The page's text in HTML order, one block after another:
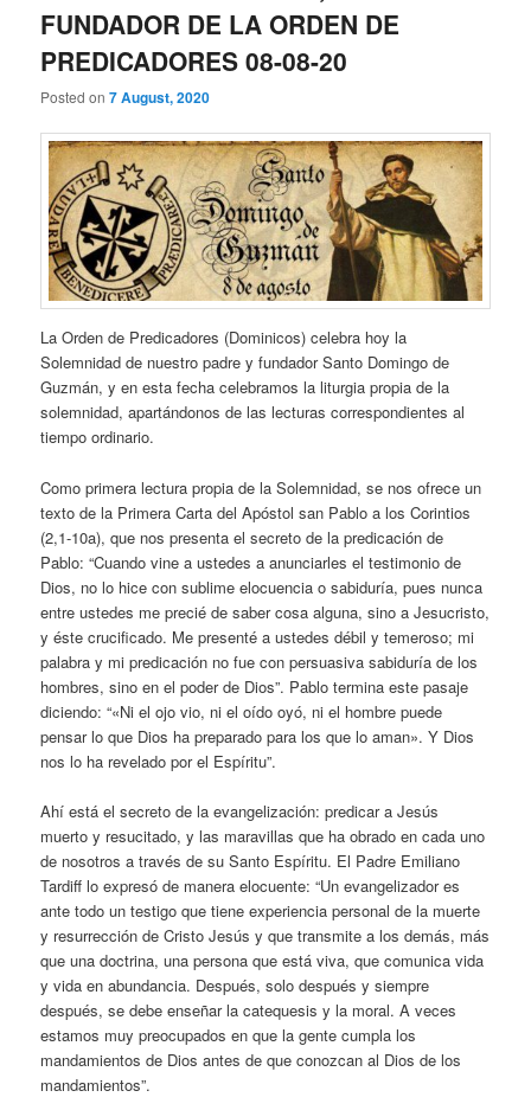
FUNDADOR DE LA ORDEN DE
PREDICADORES 08-08-20
Posted on7 August, 2020
La Orden de Predicadores (Dominicos) celebra hoy la
Solemnidad de nuestro padre y fundador Santo Domingo de
Guzmán, y en esta fecha celebramos la liturgia propia de la
solemnidad, apartándonos de las lecturas correspondientes al
tiempo ordinario.
Como primera lectura propia de la Solemnidad, se nos ofrece un
texto de la Primera Carta del Apóstol san Pablo a los Corintios
(2,1-10a), que nos presenta el secreto de la predicación de
Pablo: “Cuando vine a ustedes a anunciarles el testimonio de
Dios, no lo hice con sublime elocuencia o sabiduría, pues nunca
entre ustedes me precié de saber cosa alguna, sino a Jesucristo,
y éste crucificado. Me presenté a ustedes débil y temeroso; mi
palabra y mi predicación no fue con persuasiva sabiduría de los
hombres, sino en el poder de Dios”. Pablo termina este pasaje
diciendo: “«Ni el ojo vio, ni el oído oyó, ni el hombre puede
pensar lo que Dios ha preparado para los que lo aman». Y Dios
nos lo ha revelado por el Espíritu”.
Ahí está el secreto de la evangelización: predicar a Jesús
muerto y resucitado, y las maravillas que ha obrado en cada uno
de nosotros a través de su Santo Espíritu. El Padre Emiliano
Tardiff lo expresó de manera elocuente: “Un evangelizador es
ante todo un testigo que tiene experiencia personal de la muerte
y resurrección de Cristo Jesús y que transmite a los demás, más
que una doctrina, una persona que está viva, que comunica vida
y vida en abundancia. Después, solo después y siempre
después, se debe enseñar la catequesis y la moral. A veces
estamos muy preocupados en que la gente cumpla los
mandamientos de Dios antes de que conozcan al Dios de los
mandamientos”.